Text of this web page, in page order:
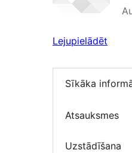
Lejupielādēt
Sīkāka
Atsauksmes
Uzstādīšana